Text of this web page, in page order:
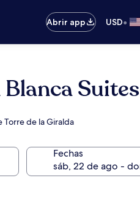
Abrir app USD•
Blanca Suites
de la Giralda
Fechas